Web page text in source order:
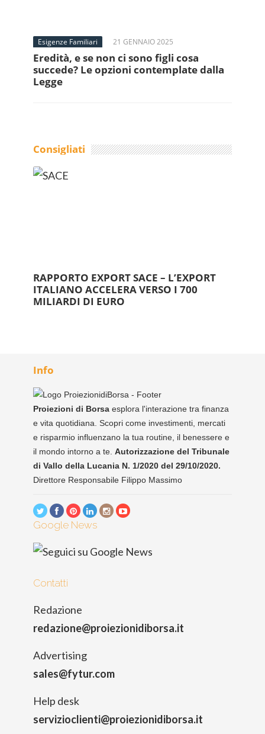
Esigenze Familiari 21 GENNAIO 2025
Eredità, e se non ci sono figli cosa
succede? Le opzioni contemplate dalla
Legge
Consigliati
RAPPORTO EXPORT SACE – L’EXPORT
ITALIANO ACCELERA VERSO I 700
MILIARDI DI EURO
Info
Proiezioni di Borsa esplora l'interazione tra finanza
e vita quotidiana. Scopri come investimenti, mercati
e risparmio influenzano la tua routine, il benessere e
il mondo intorno a te. Autorizzazione del Tribunale
di Vallo della Lucania N. 1/2020 del 29/10/2020.
Direttore Responsabile Filippo Massimo
Google News
Contatti
Redazione
redazione@proiezionidiborsa.it
Advertising
sales@fytur.com
Help desk
servizioclienti@proiezionidiborsa.it